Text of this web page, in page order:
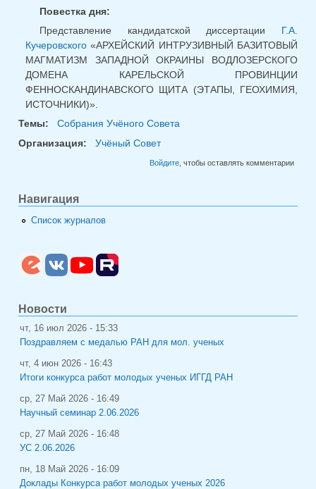
Повестка дня:
Представление кандидатской диссертации Г.А.
Кучеровского «АРХЕЙСКИЙ ИНТРУЗИВНЫЙ БАЗИТОВЫЙ
МАГМАТИЗМ ЗАПАДНОЙ ОКРАИНЫ ВОДЛОЗЕРСКОГО
ДОМЕНА КАРЕЛЬСКОЙ ПРОВИНЦИИ
ФЕННОСКАНДИНАВСКОГО ЩИТА (ЭТАПЫ, ГЕОХИМИЯ,
ИСТОЧНИКИ)».
Темы:
Собрания Учёного Совета
Организация:
Учёный Совет
Войдите, чтобы оставлять комментарии
Навигация
Список журналов
Новости
чт, 16 июл 2026 - 15:33
Поздравляем с медалью РАН для мол. ученых
чт, 4 июн 2026 - 16:43
Итоги конкурса работ молодых ученых ИГГД РАН
ср, 27 Май 2026 - 16:49
Научный семинар 2.06.2026
ср, 27 Май 2026 - 16:48
УС 2.06.2026
пн, 18 Май 2026 - 16:09
Доклады Конкурса работ молодых ученых 2026